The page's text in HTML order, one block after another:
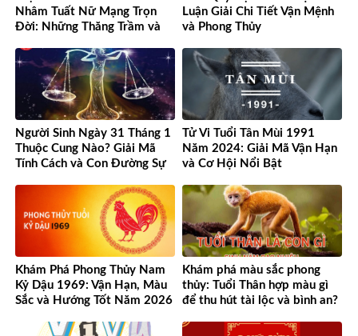
Nhâm Tuất Nữ Mạng Trọn
Đời: Những Thăng Trầm và
Luận Giải Chi Tiết Vận Mệnh
và Phong Thủy
Người Sinh Ngày 31 Tháng 1
Thuộc Cung Nào? Giải Mã
Tính Cách và Con Đường Sự
Tử Vi Tuổi Tân Mùi 1991
Năm 2024: Giải Mã Vận Hạn
và Cơ Hội Nổi Bật
Khám Phá Phong Thủy Nam
Kỷ Dậu 1969: Vận Hạn, Màu
Sắc và Hướng Tốt Năm 2026
Khám phá màu sắc phong
thủy: Tuổi Thân hợp màu gì
để thu hút tài lộc và bình an?